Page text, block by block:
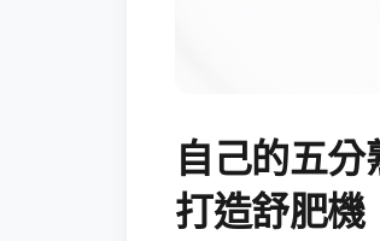
自己的五
打造舒肥機